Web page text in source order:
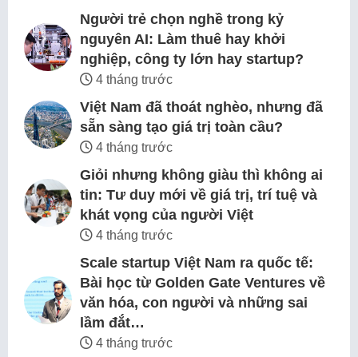
Người trẻ chọn nghề trong kỷ
nguyên AI: Làm thuê hay khởi
nghiệp, công ty lớn hay startup?
4 tháng trước
Việt Nam đã thoát nghèo, nhưng đã
sẵn sàng tạo giá trị toàn cầu?
4 tháng trước
Giỏi nhưng không giàu thì không ai
tin: Tư duy mới về giá trị, trí tuệ và
khát vọng của người Việt
4 tháng trước
Scale startup Việt Nam ra quốc tế:
Bài học từ Golden Gate Ventures về
văn hóa, con người và những sai
lầm đắt…
4 tháng trước